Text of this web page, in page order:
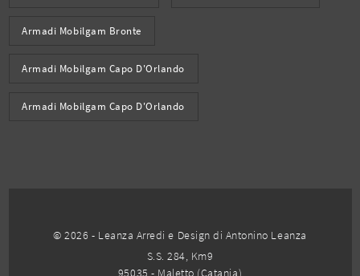
Armadi Mobilgam Bronte
Armadi Mobilgam Capo D'Orlando
Armadi Mobilgam Capo D'Orlando
© 2026 - Leanza Arredi e Design di Antonino Leanza
S.S. 284, Km9
95035 - Maletto (Catania)